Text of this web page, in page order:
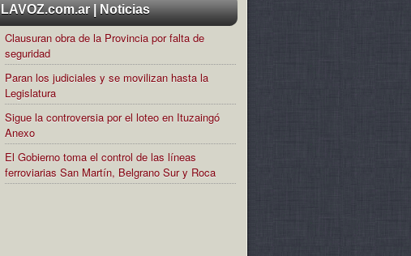
LAVOZ.com.ar | Noticias
Clausuran obra de la Provincia por falta de
seguridad
Paran los judiciales y se movilizan hasta la
Legislatura
Sigue la controversia por el loteo en Ituzaingó
Anexo
El Gobierno toma el control de las líneas
ferroviarias San Martín, Belgrano Sur y Roca